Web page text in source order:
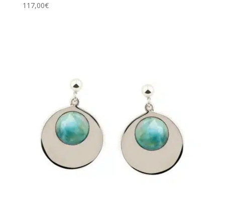
117,00€